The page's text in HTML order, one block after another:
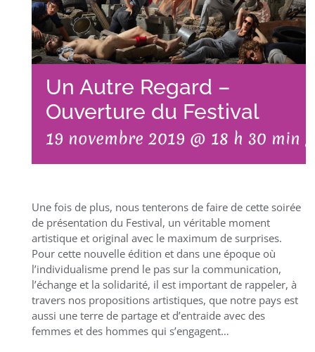
Un Autre Regard –
Ouverture du Festival
19 novembre 2019 @ 18 h 30 min
Une fois de plus, nous tenterons de faire de cette soirée
de présentation du Festival, un véritable moment
artistique et original avec le maximum de surprises.
Pour cette nouvelle édition et dans une époque où
l’individualisme prend le pas sur la communication,
l’échange et la solidarité, il est important de rappeler, à
travers nos propositions artistiques, que notre pays est
aussi une terre de partage et d’entraide avec des
femmes et des hommes qui s’engagent…